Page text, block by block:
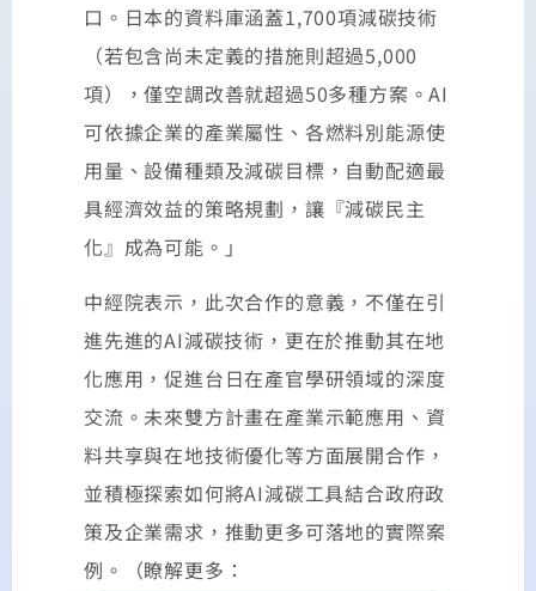
口。日本的資料庫涵蓋1,700項減碳技術
（若包含尚未定義的措施則超過5,000
項），僅空調改善就超過50多種方案。AI
可依據企業的產業屬性、各燃料別能源使
用量、設備種類及減碳目標，自動配適最
具經濟效益的策略規劃，讓『減碳民主
化』成為可能。」
中經院表示，此次合作的意義，不僅在引
進先進的AI減碳技術，更在於推動其在地
化應用，促進台日在產官學研領域的深度
交流。未來雙方計畫在產業示範應用、資
料共享與在地技術優化等方面展開合作，
並積極探索如何將AI減碳工具結合政府政
策及企業需求，推動更多可落地的實際案
例。（瞭解更多：